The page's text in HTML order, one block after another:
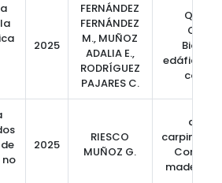
2025
FERNÁNDEZ
FERNÁNDEZ
M., MUÑOZ
ADALIA E.,
RODRÍGUEZ
PAJARES C.
QBS-
edáficos,
no
2025
RIESCO
MUÑOZ G.
carpintería
madera,